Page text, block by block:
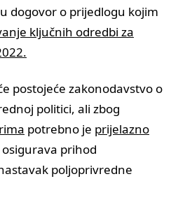
dogovor o prijedlogu kojim
ključnih odredbi za
postojeće zakonodavstvo o
politici, ali zbog
potrebno je prijelazno
prihod
poljoprivredne